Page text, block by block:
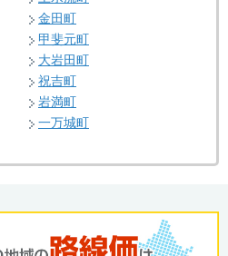
金田町
甲斐元町
大岩田町
祝吉町
岩満町
一万城町